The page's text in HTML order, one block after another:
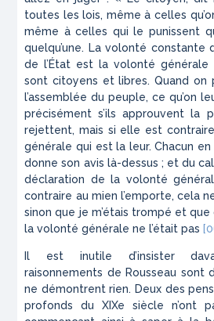
toutes les lois, même à celles
même à celles qui le punissent
quelqu’une. La volonté constante
de l’État est la volonté générale
sont citoyens et libres. Quand on
l’assemblée du peuple, ce qu’on
précisément s’ils approuvent la
rejettent, mais si elle est
générale qui est la leur. Chacun
donne son avis là-dessus ; et du
déclaration de la volonté
contraire au mien l’emporte, cela
sinon que je m’étais trompé et que
la volonté générale ne l’était pas
Il est inutile d’insister
raisonnements de Rousseau sont
ne démontrent rien. Deux des
profonds du XIXe siècle n’ont